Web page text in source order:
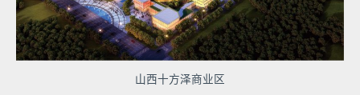
山西十方泽商业区